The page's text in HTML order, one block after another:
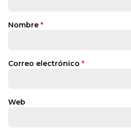
Nombre *
Correo electrónico *
Web